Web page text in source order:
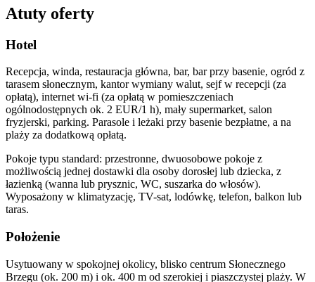
Atuty oferty
Hotel
Recepcja, winda, restauracja główna, bar, bar przy basenie, ogród z
tarasem słonecznym, kantor wymiany walut, sejf w recepcji (za
opłatą), internet wi-fi (za opłatą w pomieszczeniach
ogólnodostępnych ok. 2 EUR/1 h), mały supermarket, salon
fryzjerski, parking. Parasole i leżaki przy basenie bezpłatne, a na
plaży za dodatkową opłatą.
Pokoje typu standard: przestronne, dwuosobowe pokoje z
możliwością jednej dostawki dla osoby dorosłej lub dziecka, z
łazienką (wanna lub prysznic, WC, suszarka do włosów).
Wyposażony w klimatyzację, TV-sat, lodówkę, telefon, balkon lub
taras.
Położenie
Usytuowany w spokojnej okolicy, blisko centrum Słonecznego
Brzegu (ok. 200 m) i ok. 400 m od szerokiej i piaszczystej plaży. W